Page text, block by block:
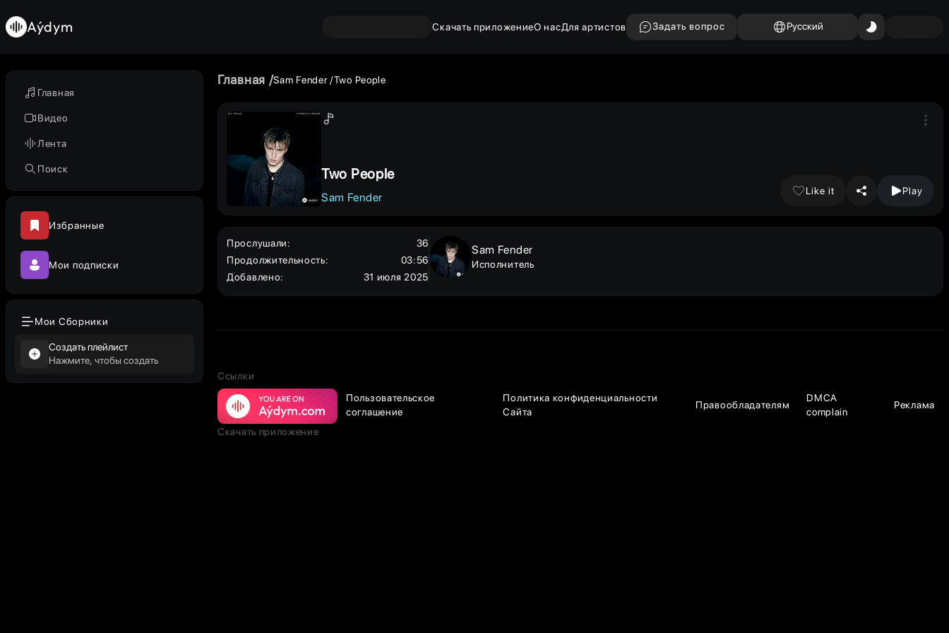
Главная
Видео
Лента
Поиск
Избранные
Мои подписки
Мои Сборники
Создать плейлист
Нажмите, чтобы создать
Aýdym Скачать приложениеО насДля артистов Задать вопрос Русский
Главная Sam Fender Two People
Two People
Sam Fender
Like it Play
Прослушали:
36
Продолжительность:
03:56
Добавлено: 31 июля 2025
Sam Fender
Исполнитель
Ссылки
Пользовательское
соглашение
Политика конфиденциальности
Сайта
Правообладателям
DMCA
complain
Реклама
Скачать приложение